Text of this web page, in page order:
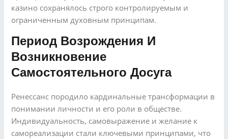
казино сохранялось строго контролируемым и
ограниченным духовным принципам.
Период Возрождения И
Возникновение
Самостоятельного Досуга
Ренессанс породило кардинальные трансформации в
понимании личности и его роли в обществе.
Индивидуальность, самовыражение и желание к
самореализации стали ключевыми принципами, что